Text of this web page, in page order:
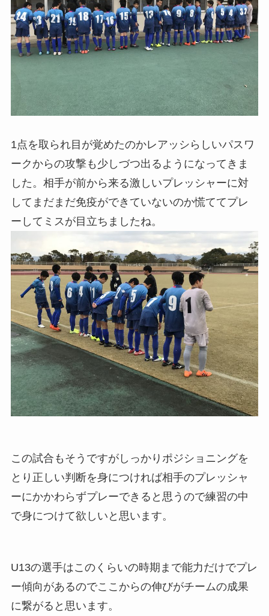
1点を取られ目が覚めたのかレアッシらしいパスワ
ークからの攻撃も少しづつ出るようになってきま
した。相手が前から来る激しいプレッシャーに対
してまだまだ免疫ができていないのか慌ててプレ
ーしてミスが目立ちましたね。
この試合もそうですがしっかりポジショニングを
とり正しい判断を身につければ相手のプレッシャ
ーにかかわらずプレーできると思うので練習の中
で身につけて欲しいと思います。
U13の選手はこのくらいの時期まで能力だけでプレ
ー傾向があるのでここからの伸びがチームの成果
に繋がると思います。